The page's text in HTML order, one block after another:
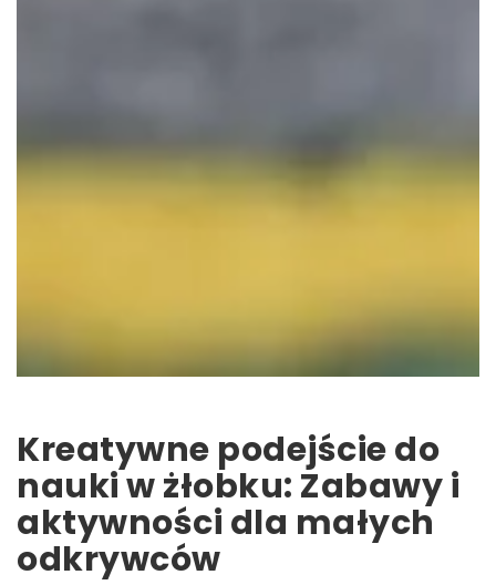
Kreatywne podejście do
nauki w żłobku: Zabawy i
aktywności dla małych
odkrywców